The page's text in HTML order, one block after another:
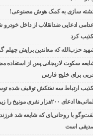
سازی به کمک هوش مصنوعی!
ادعایی ضدانقلاب از داخل خودرو
کرد
حزب‌الله که معاندین برایش چهلم
سکوت لاریجانی پس از استفاده
برای خلیج فارس
ارتباط سه نفتکش توقیف شده
آلمانی‌ها ادعای ۲۰۰هزار نفری مونیخ را زیر سوال بردند
با روحانی‌ای که شایعه شد
است